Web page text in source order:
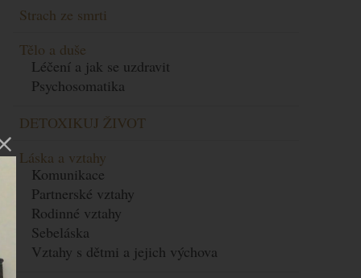
Strach ze smrti
Tělo a duše
Léčení a jak se uzdravit
Psychosomatika
DETOXIKUJ ŽIVOT
Láska a vztahy
Komunikace
Partnerské vztahy
Rodinné vztahy
Sebeláska
Vztahy s dětmi a jejich výchova